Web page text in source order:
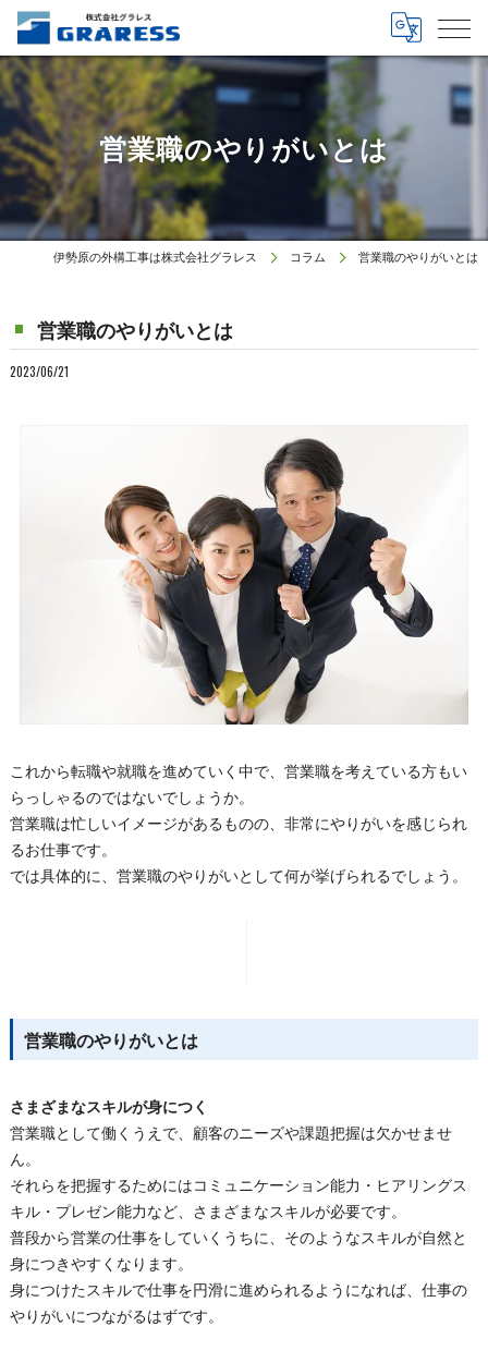
営業職のやりがいとは
伊勢原の外構工事は株式会社グラレス コラム 営業職のやりがいとは
営業職のやりがいとは
2023/06/21
これから転職や就職を進めていく中で、営業職を考えている方もい
らっしゃるのではないでしょうか。
営業職は忙しいイメージがあるものの、非常にやりがいを感じられ
るお仕事です。
では具体的に、営業職のやりがいとして何が挙げられるでしょう。
営業職のやりがいとは
さまざまなスキルが身につく
営業職として働くうえで、顧客のニーズや課題把握は欠かせませ
ん。
それらを把握するためにはコミュニケーション能力・ヒアリングス
キル・プレゼン能力など、さまざまなスキルが必要です。
普段から営業の仕事をしていくうちに、そのようなスキルが自然と
身につきやすくなります。
身につけたスキルで仕事を円滑に進められるようになれば、仕事の
やりがいにつながるはずです。